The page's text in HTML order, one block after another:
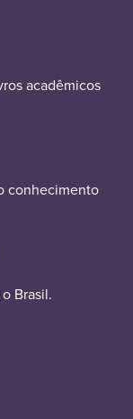
acadêmicos
conhecimento
Brasil.